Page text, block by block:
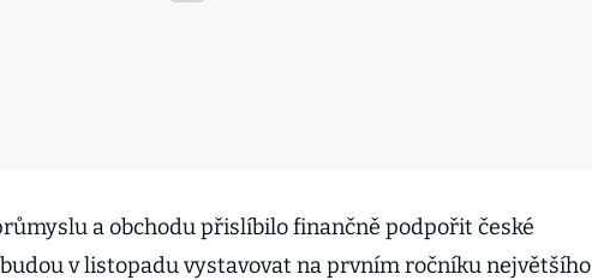
a obchodu přislíbilo finančně podpořit české
v listopadu vystavovat na prvním ročníku největšího